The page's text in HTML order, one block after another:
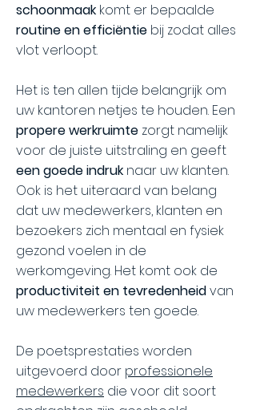
schoonmaak komt er bepaalde
routine en efficiëntie bij zodat alles
vlot verloopt.
Het is ten allen tijde belangrijk om
uw kantoren netjes te houden. Een
propere werkruimte zorgt namelijk
voor de juiste uitstraling en geeft
een goede indruk naar uw klanten.
Ook is het uiteraard van belang
dat uw medewerkers, klanten en
bezoekers zich mentaal en fysiek
gezond voelen in de
werkomgeving. Het komt ook de
productiviteit en tevredenheidvan
uw medewerkers ten goede.
De poetsprestaties worden
uitgevoerd door professionele
medewerkers die voor dit soort